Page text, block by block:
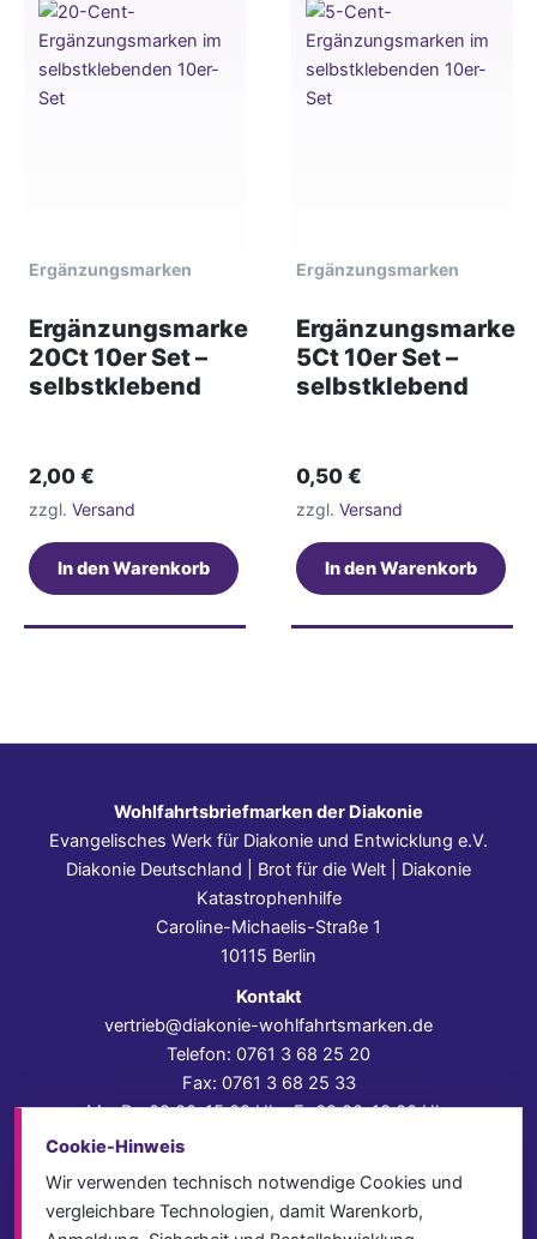
Ergänzungsmarken
Ergänzungsmarke
20Ct 10er Set –
selbstklebend
2,00 €
zzgl. Versand
In den Warenkorb
Ergänzungsmarken
Ergänzungsmarke
5Ct 10er Set –
selbstklebend
0,50 €
zzgl. Versand
In den Warenkorb
Wohlfahrtsbriefmarken der Diakonie
Evangelisches Werk für Diakonie und Entwicklung e.V.
Diakonie Deutschland | Brot für die Welt | Diakonie
Katastrophenhilfe
Caroline-Michaelis-Straße 1
10115 Berlin
Kontakt
vertrieb@diakonie-wohlfahrtsmarken.de
Telefon: 0761 3 68 25 20
Fax: 0761 3 68 25 33
Mo–Do 09:00–15:00 Uhr, Fr 09:00–13:00 Uhr
Datenschutz
AGB
Cookie-Hinweis
Wir verwenden technisch notwendige Cookies und
vergleichbare Technologien, damit Warenkorb,